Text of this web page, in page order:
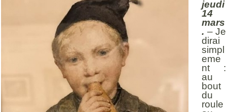
jeudi
14
mars
. – Je
dirai
simpl
eme
nt :
au
bout
du
roule